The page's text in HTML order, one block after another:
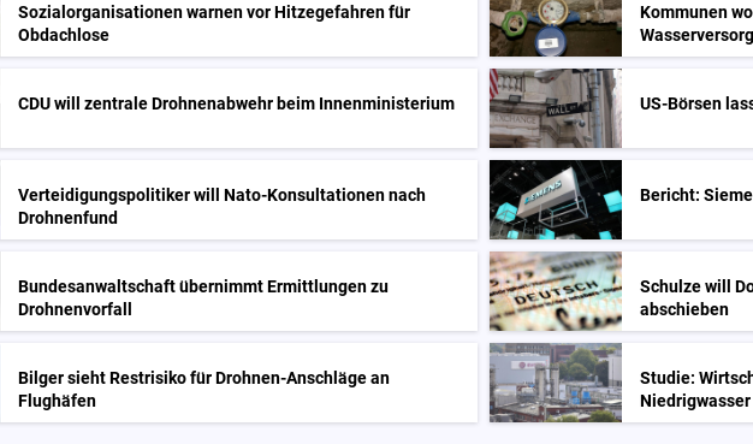
Sozialorganisationen warnen vor Hitzegefahren für
Obdachlose
Kommunen
CDU will zentrale Drohnenabwehr beim Innenministerium US-Börsen
Verteidigungspolitiker will Nato-Konsultationen nach
Drohnenfund
Bericht:
Bundesanwaltschaft übernimmt Ermittlungen zu
Drohnenvorfall
Schulze will
abschieben
Bilger sieht Restrisiko für Drohnen-Anschläge an
Flughäfen
Studie:
Niedrigwasser